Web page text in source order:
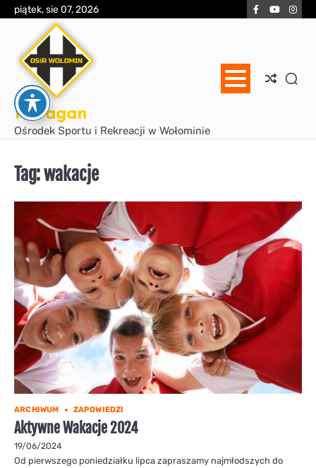
Skip
content
piątek, sie 07, 2026 Facebook
YouTube
Huragan
Ośrodek Sportu i Rekreacji w Wołominie
Tag:wakacje
ARCHIWUM ZAPOWIEDZI
Aktywne Wakacje 2024
19/06/2024
Od pierwszego poniedziałku lipca zapraszamy najmłodszych do